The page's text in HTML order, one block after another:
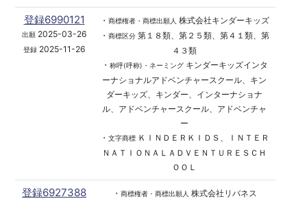
登録6990121
出願2025-03-26
登録2025-11-26
・ 商標権者・商標出願人 株式会社キンダーキッズ
・ 商標区分第１８類、第２５類、第４１類、第
４３類
・ 称呼(呼称)・ネーミングキンダーキッズインタ
ーナショナルアドベンチャースクール、キン
ダーキッズ、キンダー、インターナショナ
ル、アドベンチャースクール、アドベンチャ
ー
・ 文字商標ＫＩＮＤＥＲＫＩＤＳ、ＩＮＴＥＲ
ＮＡＴＩＯＮＡＬＡＤＶＥＮＴＵＲＥＳＣＨ
ＯＯＬ
登録6927388 ・ 商標権者・商標出願人 株式会社リバネス